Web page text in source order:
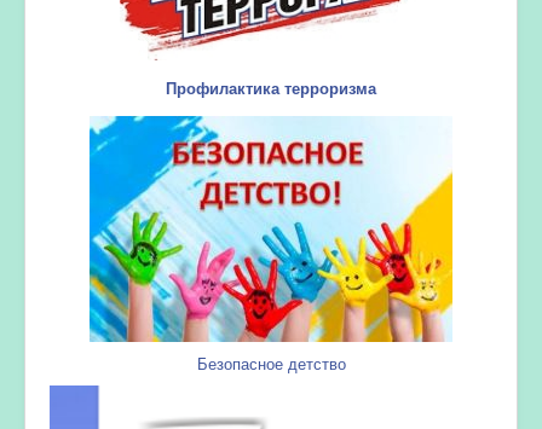
Профилактика терроризма
Безопасное детство